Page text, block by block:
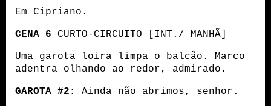
Em Cipriano.
CENA 6 CURTO-CIRCUITO [INT./ MANHÃ]
Uma garota loira limpa o balcão. Marco
adentra olhando ao redor, admirado.
GAROTA #2: Ainda não abrimos, senhor.